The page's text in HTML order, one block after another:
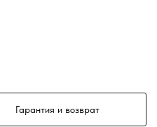
Гарантия и возврат